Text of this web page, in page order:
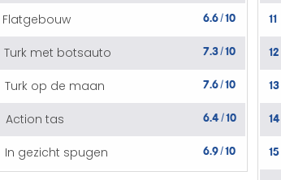
Flatgebouw 6.6/10
Turk met botsauto 7.3/10
Turk op de maan 7.6/10
Action tas 6.4/10
In gezicht spugen 6.9/10
11
12
13
14
15